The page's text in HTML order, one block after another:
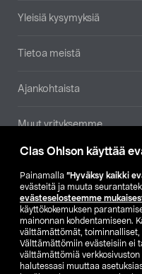
Clas Ohlson käyttää
Painamalla ”Hyväksy kaikki
evästeitä ja muuta
evästeselosteemme
käyttökokemuksen
mainonnan kohdentamiseen.
välttämättömät, toiminnalliset,
Välttämättömiin evästeisiin ei
välttämättömiä
halutessasi muuttaa
Yleisiä kysymyksiä
Tietoa meistä
Ajankohtaista
Muut yrityksemme
SE